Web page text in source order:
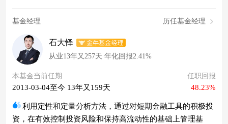
基金经理 历任基金经理
石大怿
从业13年又257天 年化回报2.41%
本基金当前任期
2013-03-04至今 13年又159天
任职回报
48.23%
利用定性和定量分析方法，通过对短期金融工具的积极投
资，在有效控制投资风险和保持高流动性的基础上管理基